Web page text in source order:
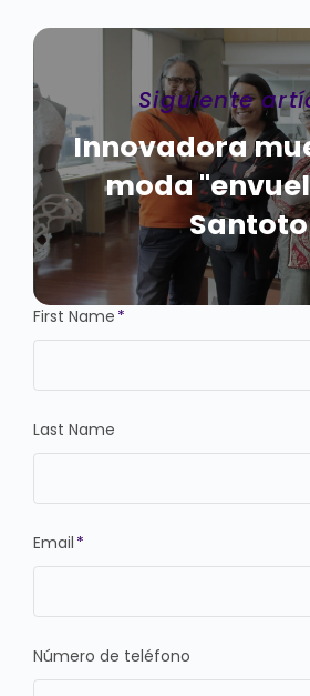
Siguiente
Innovadora
moda
Santoto
First Name *
Last Name
Email *
Número de teléfono